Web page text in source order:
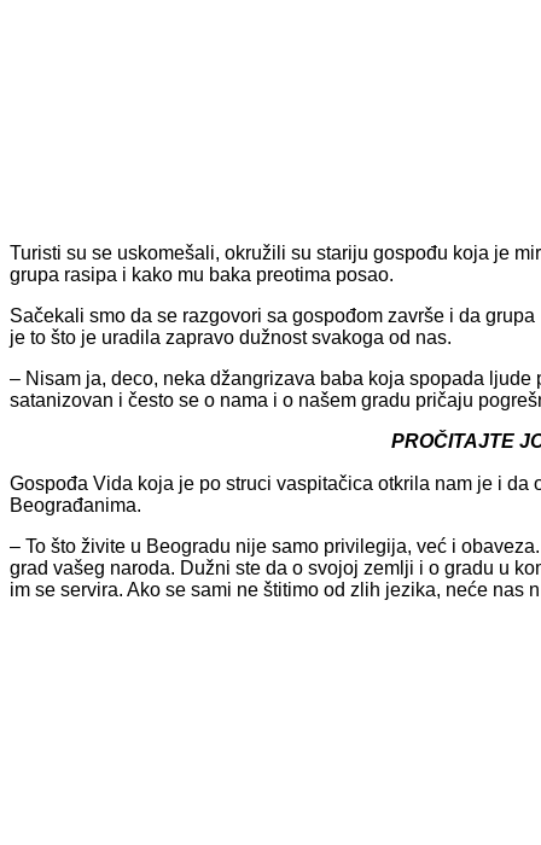
Turisti su se uskomešali, okružili su stariju gospođu koja je
grupa rasipa i kako mu baka preotima posao.
Sačekali smo da se razgovori sa gospođom završe i da
je to što je uradila zapravo dužnost svakoga od nas.
– Nisam ja, deco, neka džangrizava baba koja spopada
satanizovan i često se o nama i o našem gradu pričaju
PROČITAJTE
Gospođa Vida koja je po struci vaspitačica otkrila nam je i
Beograđanima.
– To što živite u Beogradu nije samo privilegija, već i
grad vašeg naroda. Dužni ste da o svojoj zemlji i o gradu u
im se servira. Ako se sami ne štitimo od zlih jezika, neće